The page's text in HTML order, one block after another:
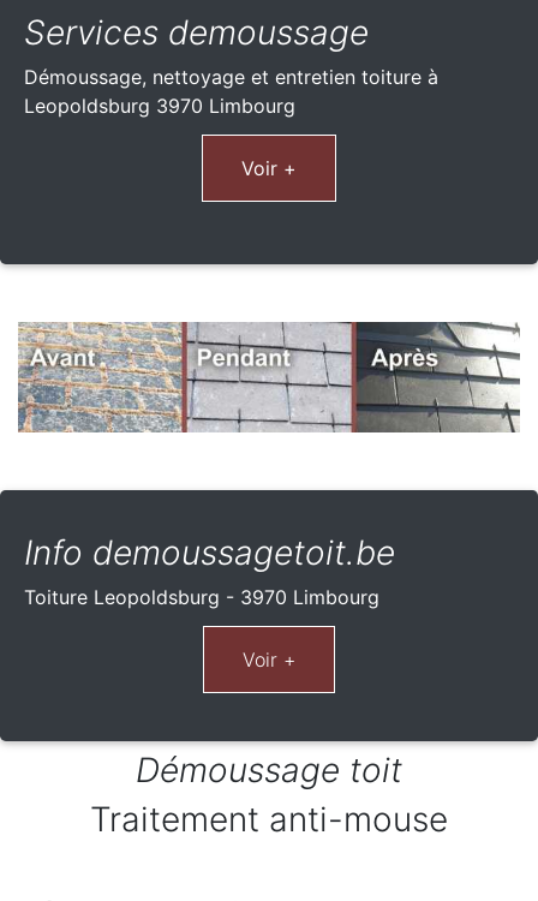
Services demoussage
Démoussage, nettoyage et entretien toiture à
Leopoldsburg 3970 Limbourg
Voir +
Info demoussagetoit.be
Toiture Leopoldsburg - 3970 Limbourg
Démoussage toit
Traitement anti-mouse